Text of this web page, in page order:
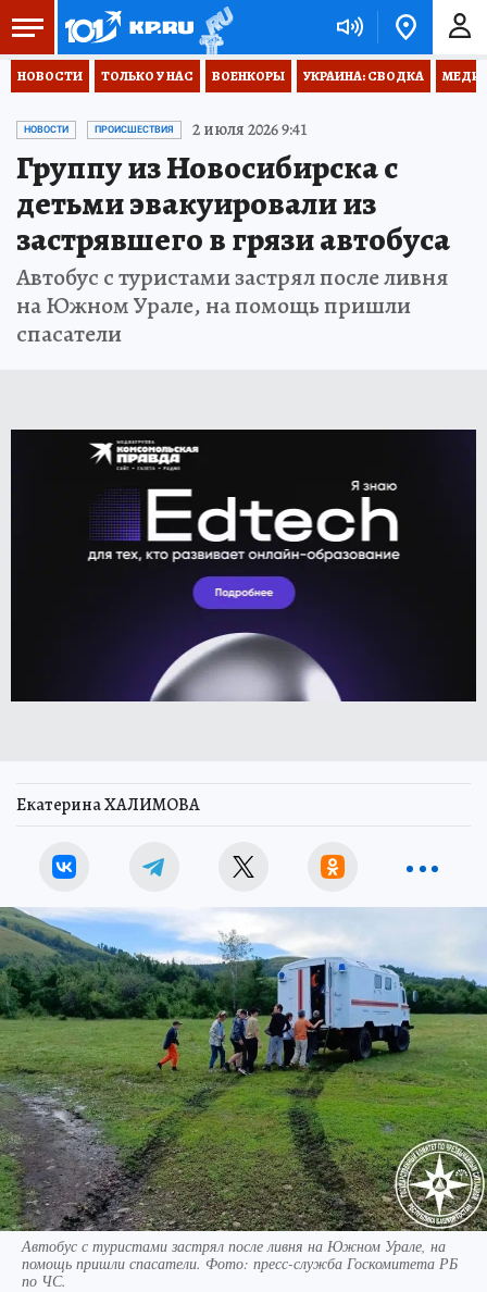
НОВОСТИ ТОЛЬКО У НАС ВОЕНКОРЫ УКРАИНА: СВОДКА
НОВОСТИ ПРОИСШЕСТВИЯ 2 июля 2026 9:41
Группу из Новосибирска с
детьми эвакуировали из
застрявшего в грязи автобуса
Автобус с туристами застрял после ливня
на Южном Урале, на помощь пришли
спасатели
Екатерина ХАЛИМОВА
Автобус с туристами застрял после ливня на Южном Урале, на
помощь пришли спасатели. Фото: пресс-служба Госкомитета РБ
по ЧС.